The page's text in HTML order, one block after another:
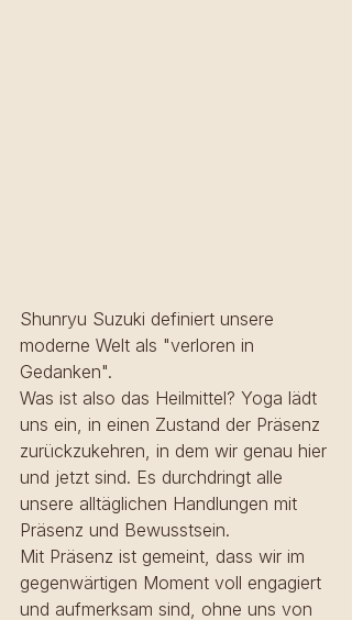
Shunryu Suzuki definiert unsere
moderne Welt als "verloren in
Gedanken".
Was ist also das Heilmittel? Yoga lädt
uns ein, in einen Zustand der Präsenz
zurückzukehren, in dem wir genau hier
und jetzt sind. Es durchdringt alle
unsere alltäglichen Handlungen mit
Präsenz und Bewusstsein.
Mit Präsenz ist gemeint, dass wir im
gegenwärtigen Moment voll engagiert
und aufmerksam sind, ohne uns von